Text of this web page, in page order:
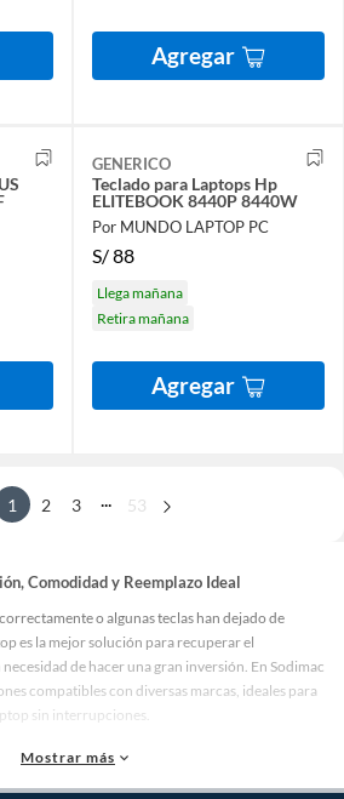
Agregar
GENERICO
Teclado para Laptops Hp
ELITEBOOK 8440P 8440W
Por MUNDO LAPTOP PC
S/88
Llega mañana
Retira mañana
Agregar
1 2 3 ... 53
Comodidad y Reemplazo Ideal
o algunas teclas han dejado de
es la mejor solución para recuperar el
de hacer una gran inversión. En Sodimac
compatibles con diversas marcas, ideales para
sin interrupciones.
la experiencia de escritura, sino que también
Mostrar más